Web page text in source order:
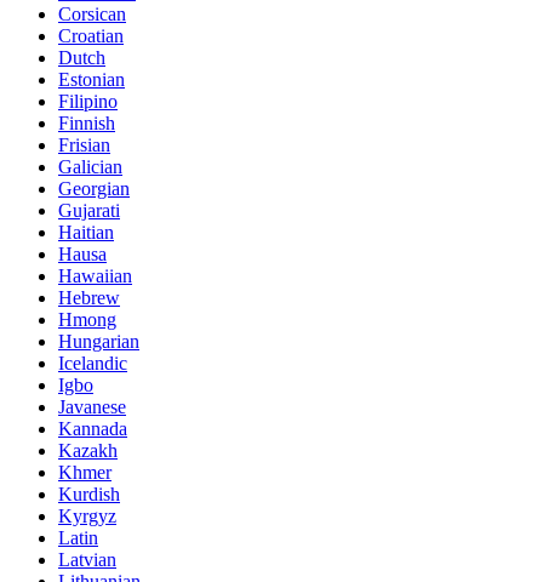
Corsican
Croatian
Dutch
Estonian
Filipino
Finnish
Frisian
Galician
Georgian
Gujarati
Haitian
Hausa
Hawaiian
Hebrew
Hmong
Hungarian
Icelandic
Igbo
Javanese
Kannada
Kazakh
Khmer
Kurdish
Kyrgyz
Latin
Latvian